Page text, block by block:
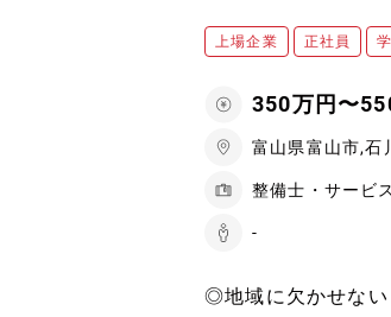
上場企業 正社員
350万円〜
富山県富山市,石
整備士・サービ
-
◎地域に欠かせない